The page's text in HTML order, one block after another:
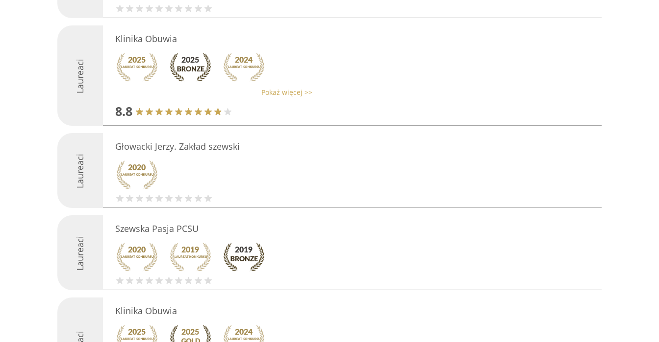
Laureaci
Klinika Obuwia
Pokaż więcej >>
8.8
Laureaci
Głowacki Jerzy. Zakład szewski
Laureaci
Szewska Pasja PCSU
Klinika Obuwia